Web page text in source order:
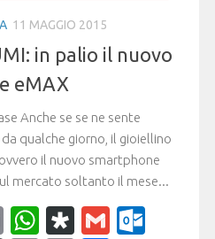
11 MAGGIO 2015
in palio il nuovo
eMAX
Anche se se ne sente
qualche giorno, il gioiellino
il nuovo smartphone
mercato soltanto il mese...
EmailWhatsApp
Diaspora
Gmail